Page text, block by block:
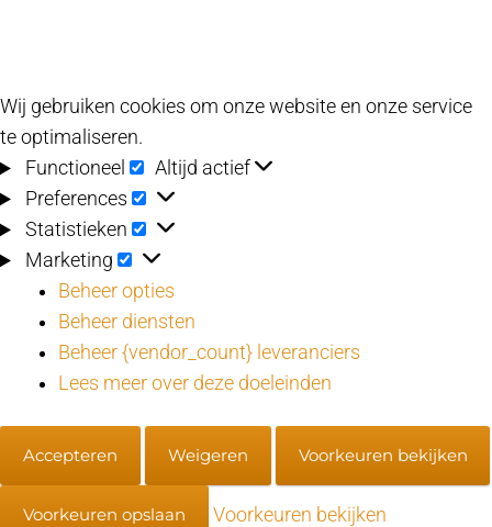
Wij gebruiken cookies om onze website en onze service
te optimaliseren.
Functioneel
Functioneel
Altijd actief
Preferences
Preferences
Statistieken Statistieken
Marketing Marketing
Beheer opties
Beheer diensten
Beheer {vendor_count} leveranciers
Lees meer over deze doeleinden
Accepteren Weigeren Voorkeuren bekijken
Voorkeuren opslaan Voorkeuren bekijken